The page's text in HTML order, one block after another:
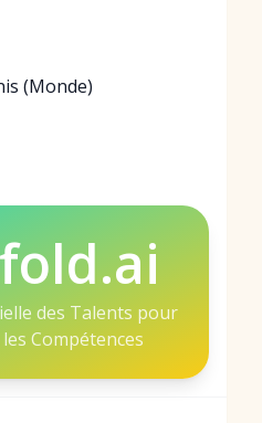
(Monde)
des Talents pour
Compétences